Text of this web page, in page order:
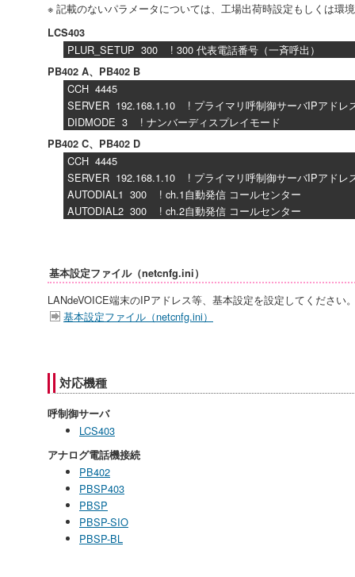
※ 記載のないパラメータについては、工場出荷時設定もしくは環
LCS403
PLUR_SETUP 300 ! 300 代表電話番号（一斉呼出）
PB402 A、PB402 B
CCH 4445
SERVER 192.168.1.10 ! プライマリ呼制御サーバIPアドレ
DIDMODE 3 ! ナンバーディスプレイモード
PB402 C、PB402 D
CCH 4445
SERVER 192.168.1.10 ! プライマリ呼制御サーバIPアドレ
AUTODIAL1 300 ! ch.1自動発信 コールセンター
AUTODIAL2 300 ! ch.2自動発信 コールセンター
基本設定ファイル（netcnfg.ini）
LANdeVOICE端末のIPアドレス等、基本設定を設定してください
基本設定ファイル（netcnfg.ini）
対応機種
呼制御サーバ
LCS403
アナログ電話機接続
PB402
PBSP403
PBSP
PBSP-SIO
PBSP-BL